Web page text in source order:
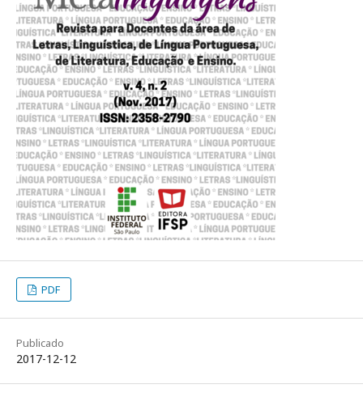
PDF
Publicado
2017-12-12